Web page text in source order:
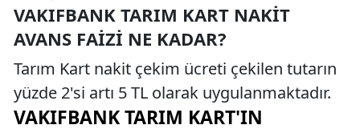
VAKIFBANK TARIM KART NAKIT
AVANS FAIZI NE KADAR?
Tarım Kart nakit çekim ücreti çekilen tutarın
yüzde 2'si artı 5 TL olarak uygulanmaktadır.
VAKIFBANK TARIM KART'IN